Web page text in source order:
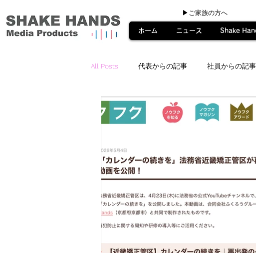
▶︎ご家族の方へ
ホーム ニュース Shake
All Posts 代表からの記事 社員からの記事